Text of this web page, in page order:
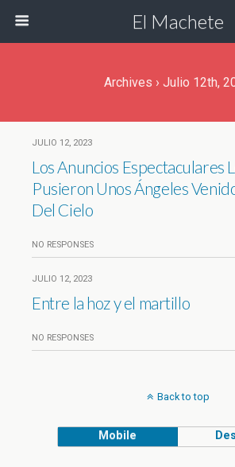
El Machete
Archives › Julio 12th,
JULIO 12, 2023
Los Anuncios Espectaculares
Pusieron Unos Ángeles
Del Cielo
NO RESPONSES
JULIO 12, 2023
Entre la hoz y el martillo
NO RESPONSES
Back to top
Mobile